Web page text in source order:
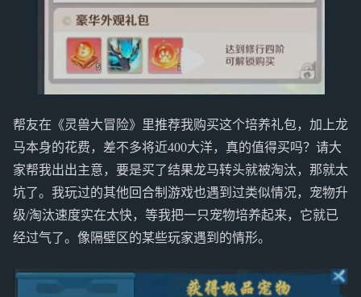
帮友在《灵兽大冒险》里推荐我购买这个培养礼包，加上龙
马本身的花费，差不多将近400大洋，真的值得买吗？请大
家帮我出出主意，要是买了结果龙马转头就被淘汰，那就太
坑了。我玩过的其他回合制游戏也遇到过类似情况，宠物升
级/淘汰速度实在太快，等我把一只宠物培养起来，它就已
经过气了。像隔壁区的某些玩家遇到的情形。